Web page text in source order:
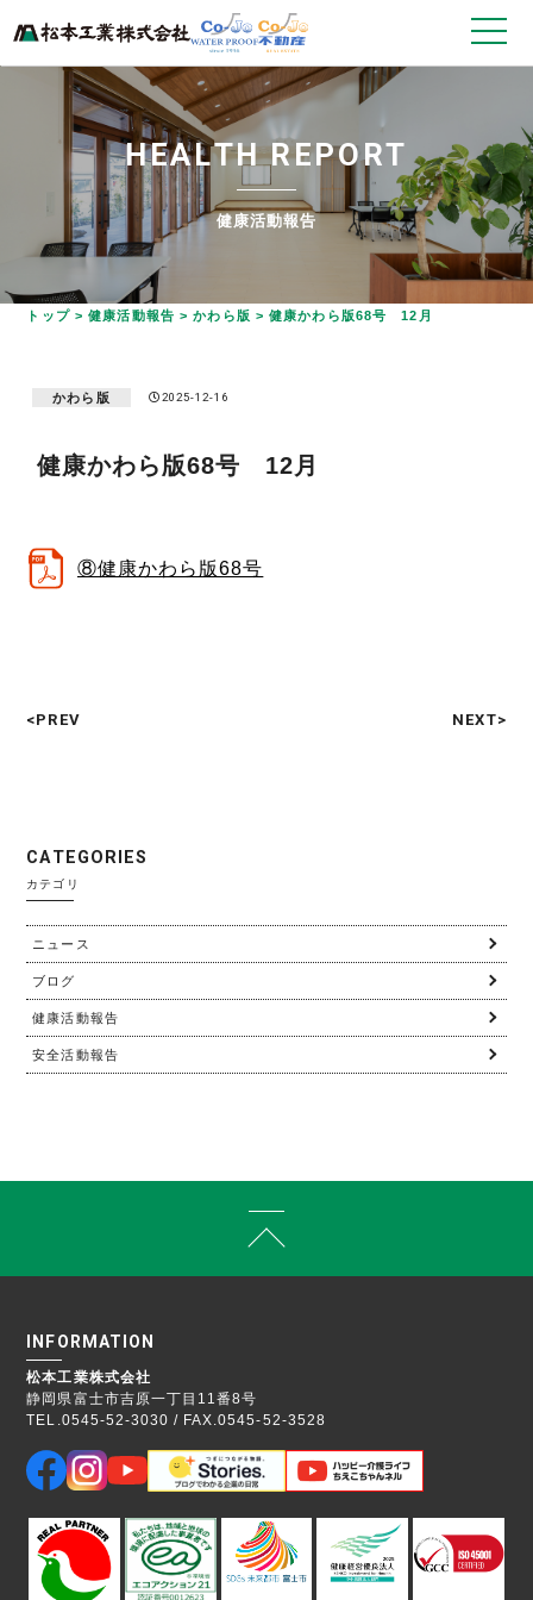
HEALTH REPORT
健康活動報告
トップ>健康活動報告 >かわら版 >健康かわら版68号 12月
かわら版 2025-12-16
健康かわら版68号 12月
⑧健康かわら版68号
<PREV NEXT>
CAT EGO R ES
カテゴリ
ニュース
ブログ
健康活動報告
安全活動報告
INFORMATION
松本工業株式会社
静岡県富士市吉原一丁目11番8号
TEL.0545-52-3030 / FAX.0545-52-3528